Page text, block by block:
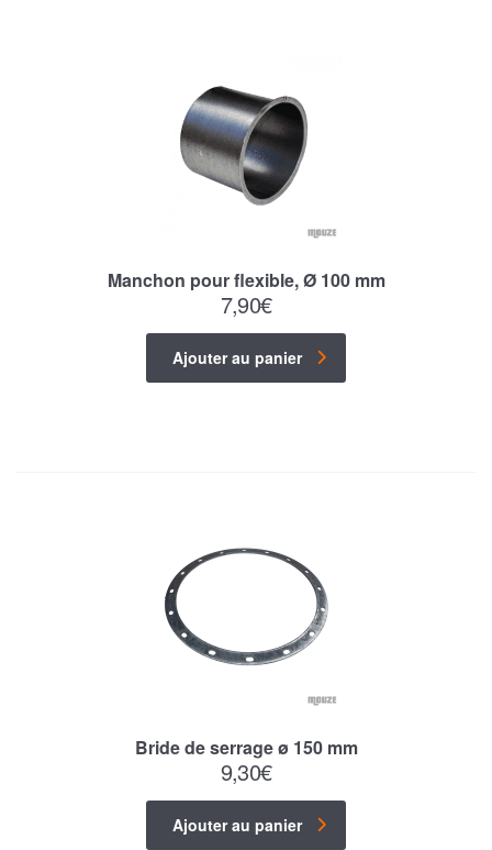
Manchon pour flexible, Ø 100 mm
7,90€
Ajouter au panier
Bride de serrage ø 150 mm
9,30€
Ajouter au panier